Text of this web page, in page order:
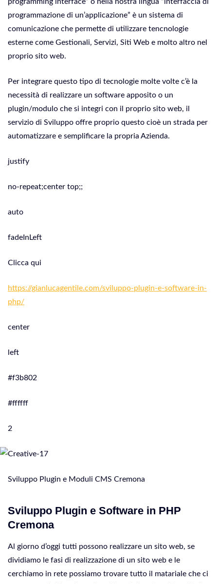
programmazione di un’applicazione” è un sistema di
comunicazione che permette di utilizzare tencnologie
esterne come Gestionali, Servizi, Siti Web e molto altro nel
proprio sito web.
Per integrare questo tipo di tecnologie molte volte c’è la
necessità di realizzare un software apposito o un
plugin/modulo che si integri con il proprio sito web, il
servizio di Sviluppo offre proprio questo cioè un strada per
automatizzare e semplificare la propria Azienda.
justify
no-repeat;center top;;
auto
fadeInLeft
Clicca qui
https://gianlucagentile.com/sviluppo-plugin-e-software-in-
php/
center
left
#f3b802
#ffffff
2
Sviluppo Plugin e Moduli CMS Cremona
Sviluppo Plugin e Software in PHP
Cremona
Al giorno d’oggi tutti possono realizzare un sito web, se
dividiamo le fasi di realizzazione di un sito web e le
cerchiamo in rete possiamo trovare tutto il matariale che ci